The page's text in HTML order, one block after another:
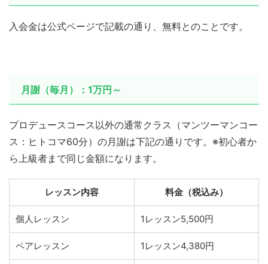
入会金は公式ページで記載の通り、無料とのことです。
月謝（毎月）：1万円～
プロデュースコース以外の通常クラス（マンツーマンコー
ス：ヒトコマ60分）の月謝は下記の通りです。※初心者か
ら上級者まで同じ金額になります。
レッスン内容 料金（税込み）
個人レッスン 1レッスン5,500円
ペアレッスン 1レッスン4,380円